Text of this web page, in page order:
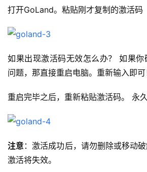
打开GoLand。粘贴刚才复制的激活码
如果出现激活码无效怎么办？ 如果
问题，那直接重启电脑。重新输入即可
重启完毕之后，重新粘贴激活码。 永久
注意 ：激活成功后，请勿删除或移动
激活将失效。